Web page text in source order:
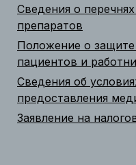
Сведения о
препаратов
Положение о
пациентов и
Сведения об
предоставления
Заявление на